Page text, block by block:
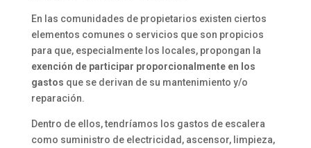
En las comunidades de propietarios existen ciertos
elementos comunes o servicios que son propicios
para que, especialmente los locales, propongan la
exención de participar proporcionalmente en los
gastos que se derivan de su mantenimiento y/o
reparación.
Dentro de ellos, tendríamos los gastos de escalera
como suministro de electricidad, ascensor, limpieza,